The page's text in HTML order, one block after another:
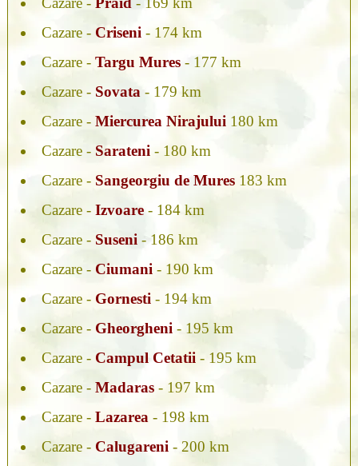
Cazare - Criseni - 174 km
Cazare - Targu Mures- 177 km
Cazare - Sovata - 179 km
Cazare - Miercurea Nirajului 180 km
Cazare - Sarateni - 180 km
Cazare - Sangeorgiu de Mures183 km
Cazare - Izvoare- 184 km
Cazare - Suseni - 186 km
Cazare - Ciumani - 190 km
Cazare - Gornesti - 194 km
Cazare - Gheorgheni - 195 km
Cazare - Campul Cetatii - 195 km
Cazare - Madaras- 197 km
Cazare - Lazarea - 198 km
Cazare - Calugareni - 200 km